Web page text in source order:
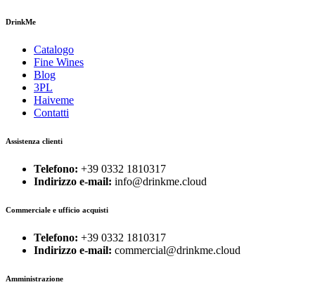
DrinkMe
Catalogo
Fine Wines
Blog
3PL
Haiveme
Contatti
Assistenza clienti
Telefono: +39 0332 1810317
Indirizzo e-mail: info@drinkme.cloud
Commerciale e ufficio acquisti
Telefono: +39 0332 1810317
Indirizzo e-mail: commercial@drinkme.cloud
Amministrazione